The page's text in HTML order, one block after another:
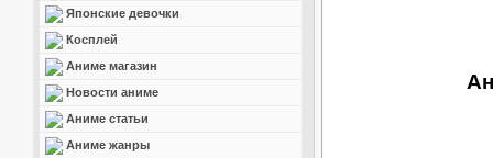
Японские девочки
Косплей
Аниме магазин
Новости аниме
Аниме статьи
Аниме жанры